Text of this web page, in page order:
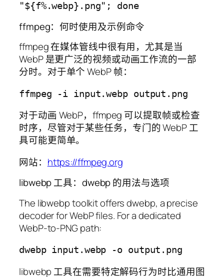
"${f%.webp}.png"; done
ffmpeg：何时使用及示例命令
ffmpeg 在媒体管线中很有用，尤其是当
WebP 是更广泛的视频或动画工作流的一部
分时。对于单个 WebP 帧：
对于动画 WebP，ffmpeg 可以提取帧或检查
时序，尽管对于某些任务，专门的 WebP 工
具可能更简单。
网站： https://ffmpeg.org
libwebp 工具：dwebp 的用法与选项
The libwebp toolkit offers dwebp, a precise
decoder for WebP files. For a dedicated
WebP-to-PNG path:
libwebp 工具在需要特定解码行为时比通用图